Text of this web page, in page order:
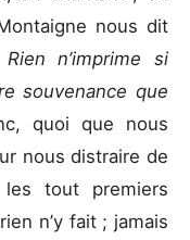
nous dit
n’imprime si
souvenance que
quoi que nous
nous distraire de
tout premiers
n’y fait ; jamais